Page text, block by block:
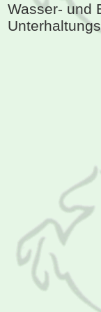
Wasser- und